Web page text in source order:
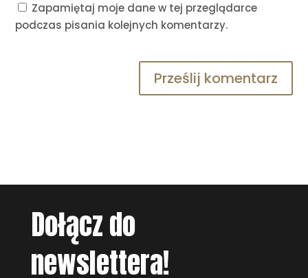
Zapamiętaj moje dane w tej przeglądarce
podczas pisania kolejnych komentarzy.
Prześlij komentarz
Dołącz do
newslettera!